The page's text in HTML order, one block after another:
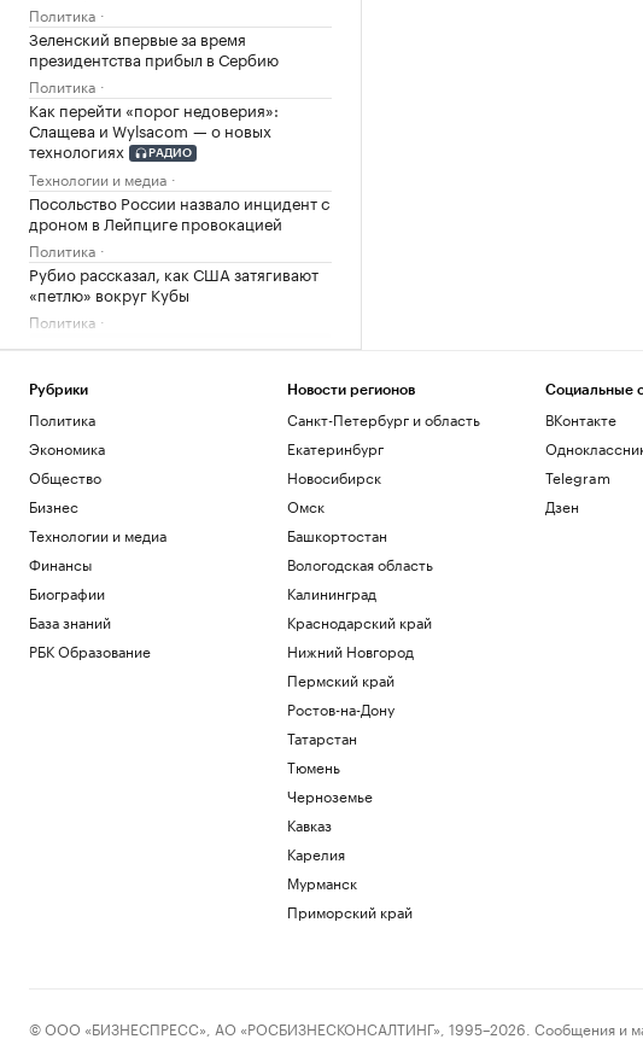
Политика
Зеленский впервые за время
президентства прибыл в Сербию
Политика
Как перейти «порог недоверия»:
Слащева и Wylsacom — о новых
технологиях
РАДИО
Технологии и медиа
Посольство России назвало инцидент с
дроном в Лейпциге провокацией
Политика
Рубио рассказал, как США затягивают
«петлю» вокруг Кубы
Политика
Рубрики
Политика
Экономика
Общество
Бизнес
Технологии и медиа
Финансы
Биографии
База знаний
РБК Образование
Новости регионов
Санкт-Петербург и область
Екатеринбург
Новосибирск
Омск
Башкортостан
Вологодская область
Калининград
Краснодарский край
Нижний Новгород
Пермский край
Ростов-на-Дону
Татарстан
Тюмень
Черноземье
Кавказ
Карелия
Мурманск
Приморский край
Социальные
ВКонтакте
Telegram
Дзен
© ООО «БИЗНЕСПРЕСС», АО «РОСБИЗНЕСКОНСАЛТИНГ», 1995–2026. Сообщения и